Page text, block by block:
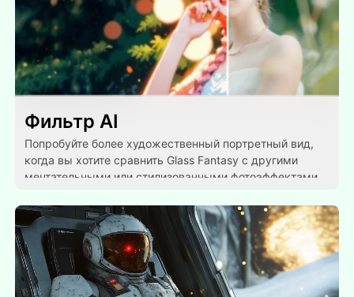
Фильтр AI
Попробуйте более художественный портретный вид,
когда вы хотите сравнить Glass Fantasy с другими
мечтательными или стилизованными фотоэффектами.